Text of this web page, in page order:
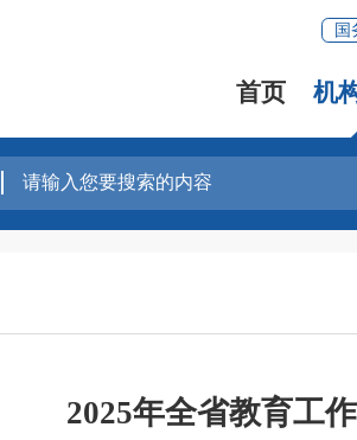
国
首页 机
2025年全省教育工